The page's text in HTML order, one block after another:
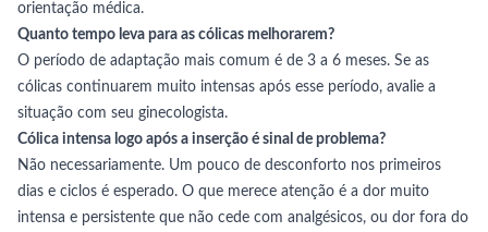
orientação médica.
Quanto tempo leva para as cólicas melhorarem?
O período de adaptação mais comum é de 3 a 6 meses. Se as
cólicas continuarem muito intensas após esse período, avalie a
situação com seu ginecologista.
Cólica intensa logo após a inserção é sinal de problema?
Não necessariamente. Um pouco de desconforto nos primeiros
dias e ciclos é esperado. O que merece atenção é a dor muito
intensa e persistente que não cede com analgésicos, ou dor fora do